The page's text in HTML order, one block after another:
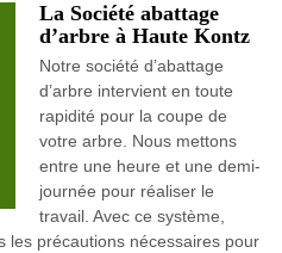
La Société abattage
d’arbre à Haute Kontz
Notre société d’abattage
d’arbre intervient en toute
rapidité pour la coupe de
votre arbre. Nous mettons
entre une heure et une demi-
journée pour réaliser le
travail. Avec ce système,
les précautions nécessaires pour